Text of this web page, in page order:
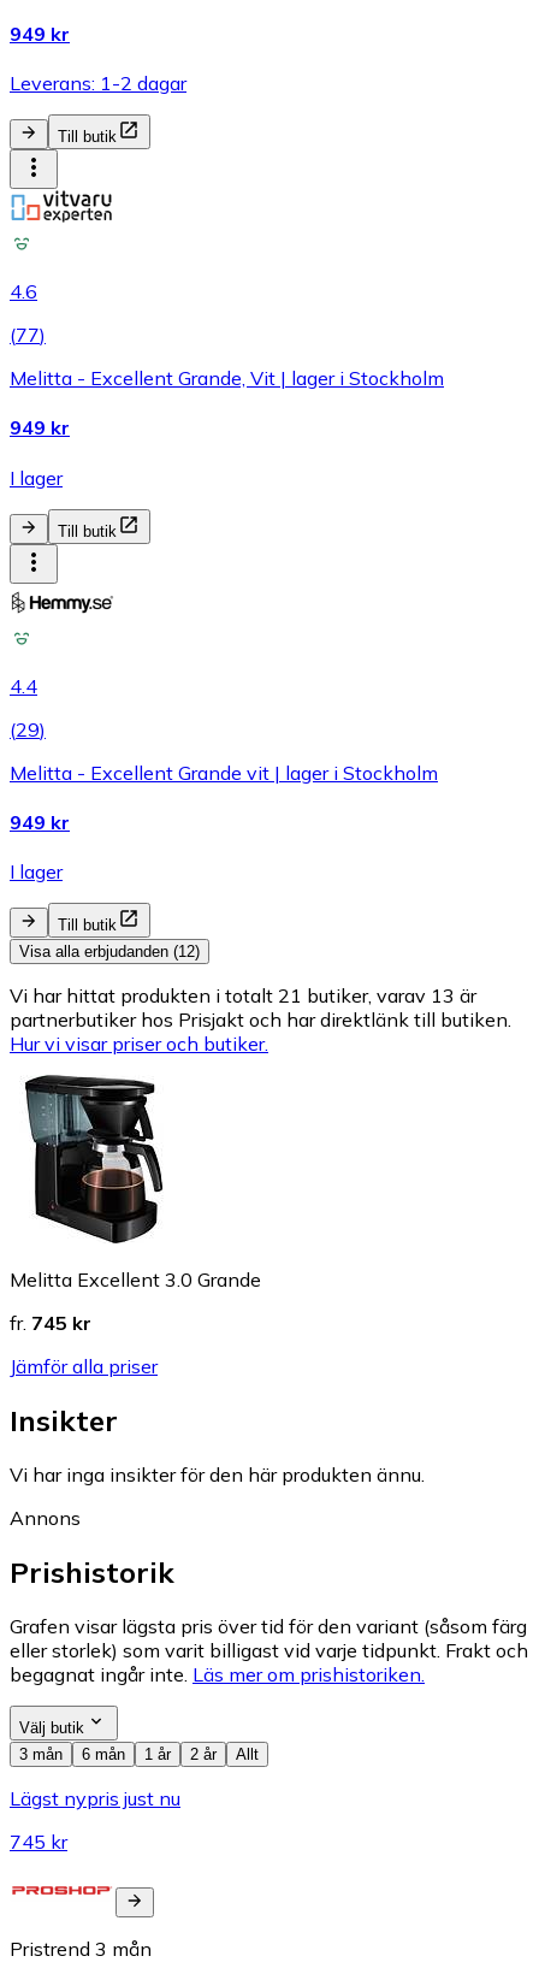
949 kr
Leverans: 1-2 dagar
Till butik
4.6
(77)
Melitta - Excellent Grande, Vit | lager i Stockholm
949 kr
I lager
Till butik
4.4
(29)
Melitta - Excellent Grande vit | lager i Stockholm
949 kr
I lager
Till butik
Visa alla erbjudanden (12)
Vi har hittat produkten i totalt 21 butiker, varav 13 är
partnerbutiker hos Prisjakt och har direktlänk till butiken.
Hur vi visar priser och butiker.
Melitta Excellent 3.0 Grande
fr. 745 kr
Jämför alla priser
Insikter
Vi har inga insikter för den här produkten ännu.
Annons
Prishistorik
Grafen visar lägsta pris över tid för den variant (såsom färg
eller storlek) som varit billigast vid varje tidpunkt. Frakt och
begagnat ingår inte. Läs mer om prishistoriken.
Välj butik
3 mån
6 mån 1 år 2 år Allt
Lägst nypris just nu
745 kr
Pristrend 3 mån